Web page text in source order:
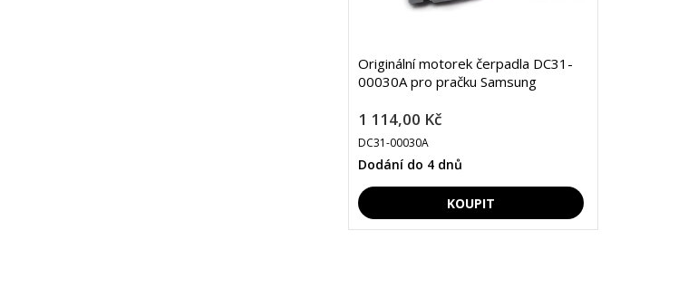
Originální motorek čerpadla DC31-
00030A pro pračku Samsung
1 114,00 Kč
DC31-00030A
Dodání do 4 dnů